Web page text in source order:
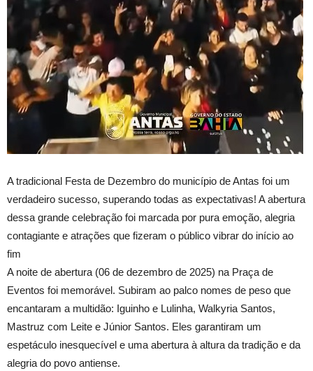
A tradicional Festa de Dezembro do município de Antas foi um
verdadeiro sucesso, superando todas as expectativas! A abertura
dessa grande celebração foi marcada por pura emoção, alegria
contagiante e atrações que fizeram o público vibrar do início ao
fim
A noite de abertura (06 de dezembro de 2025) na Praça de
Eventos foi memorável. Subiram ao palco nomes de peso que
encantaram a multidão: Iguinho e Lulinha, Walkyria Santos,
Mastruz com Leite e Júnior Santos. Eles garantiram um
espetáculo inesquecível e uma abertura à altura da tradição e da
alegria do povo antiense.